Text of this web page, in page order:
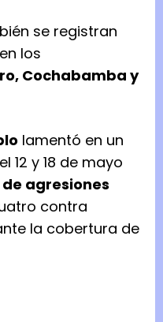
se registran
los
Cochabamba y
lamentó en un
12 y 18 de mayo
de agresiones
contra
la cobertura de